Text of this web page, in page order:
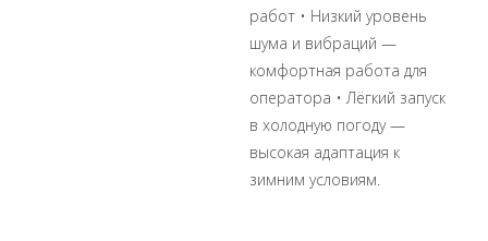
работ • Низкий уровень
шума и вибраций —
комфортная работа для
оператора • Лёгкий запуск
в холодную погоду —
высокая адаптация к
зимним условиям.